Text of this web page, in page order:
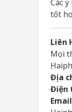
Các
tốt
Liên
Mọi
Địa
Điện